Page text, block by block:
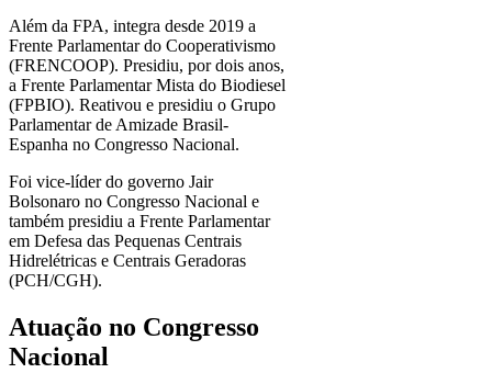
Além da FPA, integra desde 2019 a
Frente Parlamentar do Cooperativismo
(FRENCOOP). Presidiu, por dois anos,
a Frente Parlamentar Mista do Biodiesel
(FPBIO). Reativou e presidiu o Grupo
Parlamentar de Amizade Brasil-
Espanha no Congresso Nacional.
Foi vice-líder do governo Jair
Bolsonaro no Congresso Nacional e
também presidiu a Frente Parlamentar
em Defesa das Pequenas Centrais
Hidrelétricas e Centrais Geradoras
(PCH/CGH).
Atuação no Congresso
Nacional